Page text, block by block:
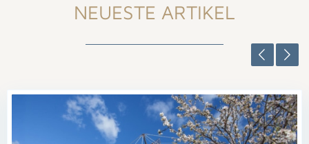
NEUESTE ARTIKEL